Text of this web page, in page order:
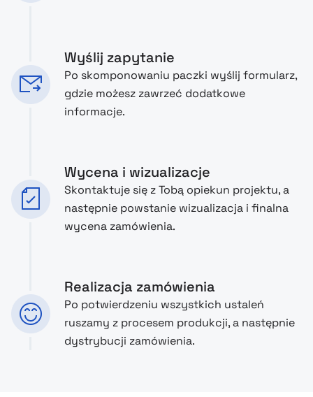
Wyślij zapytanie
Po skomponowaniu paczki wyślij formularz,
gdzie możesz zawrzeć dodatkowe
informacje.
Wycena i wizualizacje
Skontaktuje się z Tobą opiekun projektu, a
następnie powstanie wizualizacja i finalna
wycena zamówienia.
Realizacja zamówienia
Po potwierdzeniu wszystkich ustaleń
ruszamy z procesem produkcji, a następnie
dystrybucji zamówienia.